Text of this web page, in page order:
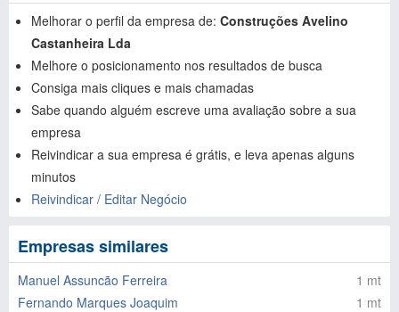
Melhorar o perfil da empresa de: Construções Avelino
Castanheira Lda
Melhore o posicionamento nos resultados de busca
Consiga mais cliques e mais chamadas
Sabe quando alguém escreve uma avaliação sobre a sua
empresa
Reivindicar a sua empresa é grátis, e leva apenas alguns
minutos
Reivindicar / Editar Negócio
Empresas similares
Manuel Assuncão Ferreira
1 mt
Fernando Marques Joaquim
1 mt